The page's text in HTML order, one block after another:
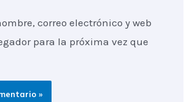
correo electrónico y web
para la próxima vez que